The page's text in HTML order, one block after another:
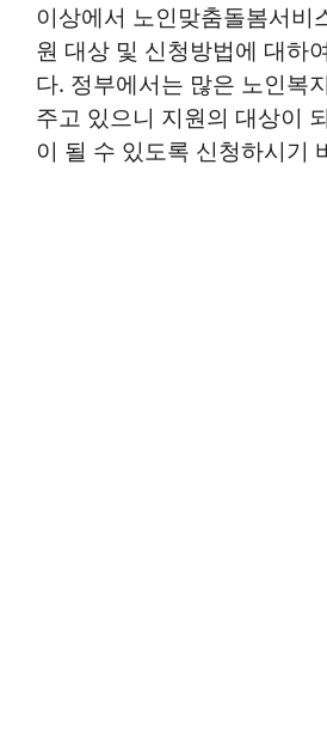
이상에서 노인맞춤돌봄서비
원 대상 및 신청방법에 대하
다. 정부에서는 많은 노인복
주고 있으니 지원의 대상이
이 될 수 있도록 신청하시기